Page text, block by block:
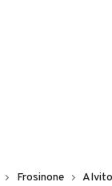
Frosinone Alvito